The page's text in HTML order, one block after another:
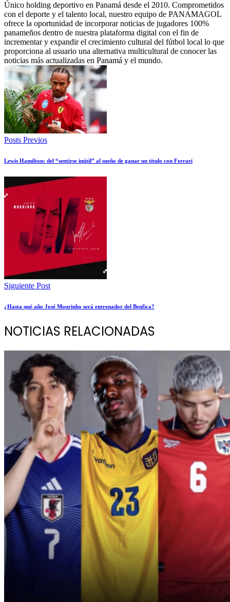
Único holding deportivo en Panamá desde el 2010. Comprometidos
con el deporte y el talento local, nuestro equipo de PANAMAGOL
ofrece la oportunidad de incorporar noticias de jugadores 100%
panameños dentro de nuestra plataforma digital con el fin de
incrementar y expandir el crecimiento cultural del fútbol local lo que
proporciona al usuario una alternativa multicultural de conocer las
noticias más actualizadas en Panamá y el mundo.
Posts Previos
Lewis Hamilton: del “sentirse inútil” al sueño de ganar un título con Ferrari
Siguiente Post
¿Hasta qué año José Mourinho será entrenador del Benfica?
NOTICIAS RELACIONADAS